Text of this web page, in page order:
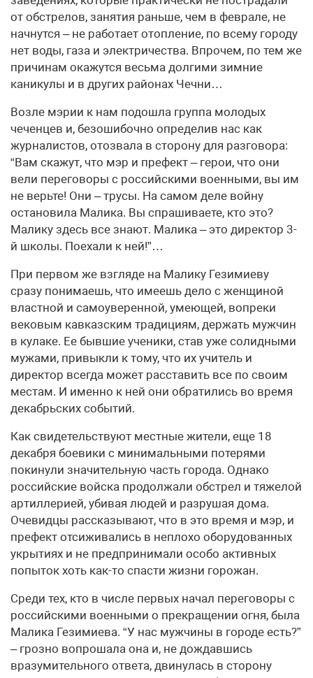
от обстрелов, занятия раньше, чем в феврале, не
начнутся – не работает отопление, по всему городу
нет воды, газа и электричества. Впрочем, по тем же
причинам окажутся весьма долгими зимние
каникулы и в других районах Чечни…
Возле мэрии к нам подошла группа молодых
чеченцев и, безошибочно определив нас как
журналистов, отозвала в сторону для разговора:
“Вам скажут, что мэр и префект – герои, что они
вели переговоры с российскими военными, вы им
не верьте! Они – трусы. На самом деле войну
остановила Малика. Вы спрашиваете, кто это?
Малику здесь все знают. Малика – это директор 3-
й школы. Поехали к ней!”…
При первом же взгляде на Малику Гезимиеву
сразу понимаешь, что имеешь дело с женщиной
властной и самоуверенной, умеющей, вопреки
вековым кавказским традициям, держать мужчин
в кулаке. Ее бывшие ученики, став уже солидными
мужами, привыкли к тому, что их учитель и
директор всегда может расставить все по своим
местам. И именно к ней они обратились во время
декабрьских событий.
Как свидетельствуют местные жители, еще 18
декабря боевики с минимальными потерями
покинули значительную часть города. Однако
российские войска продолжали обстрел и тяжелой
артиллерией, убивая людей и разрушая дома.
Очевидцы рассказывают, что в это время и мэр, и
префект отсиживались в неплохо оборудованных
укрытиях и не предпринимали особо активных
попыток хоть как-то спасти жизни горожан.
Среди тех, кто в числе первых начал переговоры с
российскими военными о прекращении огня, была
Малика Гезимиева. “У нас мужчины в городе есть?”
– грозно вопрошала она и, не дождавшись
вразумительного ответа, двинулась в сторону